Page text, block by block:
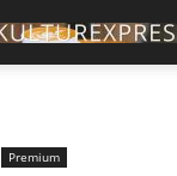
Premium